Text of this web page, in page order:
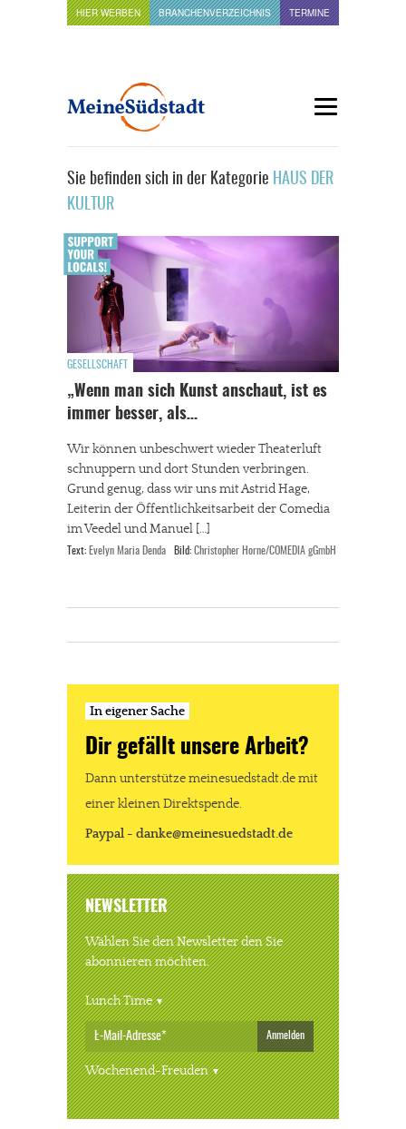
HIER WERBEN BRANCHENVERZEICHNIS TERMINE
Sie befinden sich in der Kategorie HAUS DER
KULTUR
GESELLSCHAFT
„Wenn man sich Kunst anschaut, ist es
immer besser, als…
Wir können unbeschwert wieder Theaterluft
schnuppern und dort Stunden verbringen.
Grund genug, dass wir uns mit Astrid Hage,
Leiterin der Öffentlichkeitsarbeit der Comedia
im Veedel und Manuel […]
Text: Evelyn Maria Denda Bild: Christopher Horne/COMEDIA gGmbH
In eigener Sache
Dir gefällt unsere Arbeit?
Dann unterstütze meinesuedstadt.de mit
einer kleinen Direktspende.
Paypal - danke@meinesuedstadt.de
NEWSLETTER
Wählen Sie den Newsletter den Sie
abonnieren möchten.
Lunch Time
Anmelden
Wochenend-Freuden